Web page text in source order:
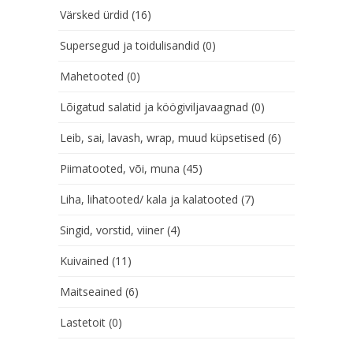
Värsked ürdid (16)
Supersegud ja toidulisandid (0)
Mahetooted (0)
Lõigatud salatid ja köögiviljavaagnad (0)
Leib, sai, lavash, wrap, muud küpsetised (6)
Piimatooted, või, muna (45)
Liha, lihatooted/ kala ja kalatooted (7)
Singid, vorstid, viiner (4)
Kuivained (11)
Maitseained (6)
Lastetoit (0)